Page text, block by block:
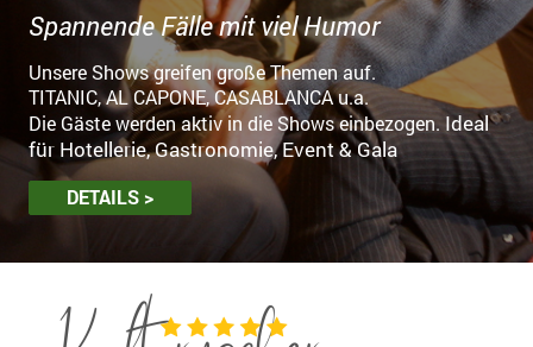
Spannende Fälle mit viel Humor
Unsere Shows greifen große Themen auf.
TITANIC, AL CAPONE, CASABLANCA u.a.
Die Gäste werden aktiv in die Shows einbezogen. Ideal
für Hotellerie, Gastronomie, Event & Gala
DETAILS >